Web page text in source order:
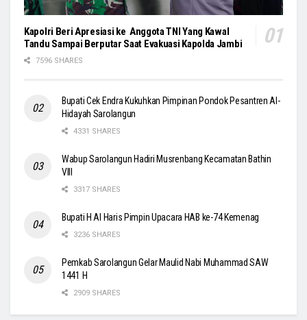
Kapolri Beri Apresiasi ke Anggota TNI Yang Kawal
Tandu Sampai Berputar Saat Evakuasi Kapolda Jambi
7596 SHARES
Bupati Cek Endra Kukuhkan Pimpinan Pondok Pesantren Al-
Hidayah Sarolangun
4331 SHARES
Wabup Sarolangun Hadiri Musrenbang Kecamatan Bathin
VIII
3317 SHARES
Bupati H Al Haris Pimpin Upacara HAB ke-74 Kemenag
3236 SHARES
Pemkab Sarolangun Gelar Maulid Nabi Muhammad SAW
1441 H
2909 SHARES